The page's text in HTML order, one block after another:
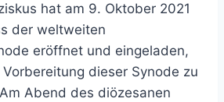
hat am 9. Oktober 2021
der weltweiten
eröffnet und eingeladen,
dieser Synode zu
Abend des diözesanen